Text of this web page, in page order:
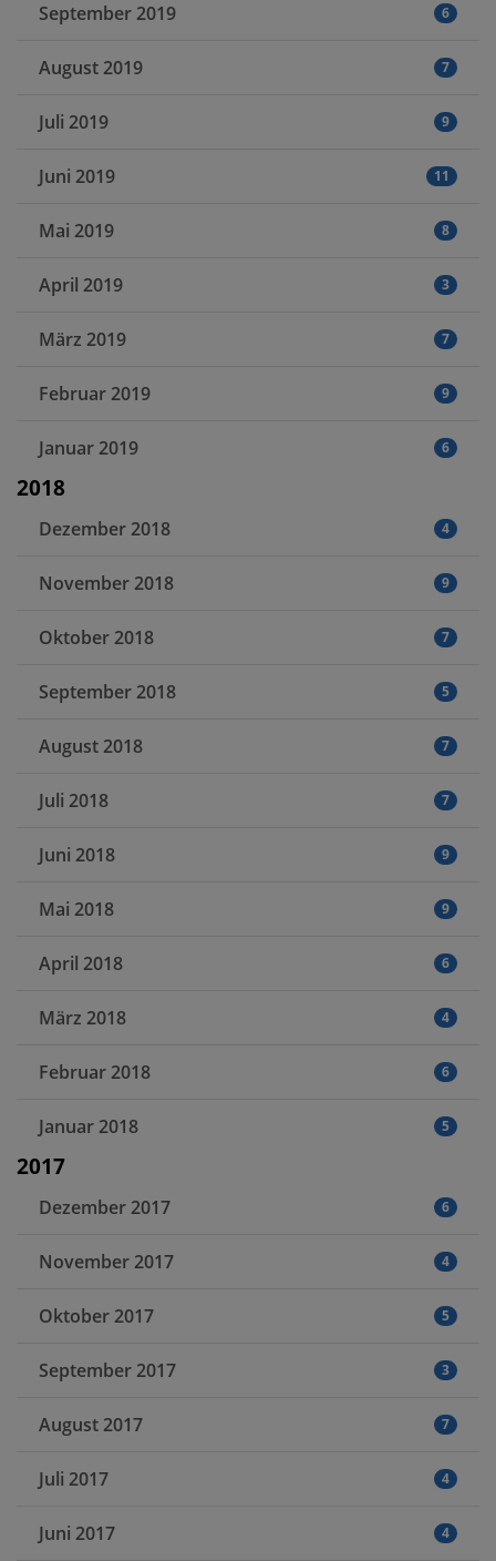
September 2019 6
August 2019 7
Juli 2019 9
Juni 2019 11
Mai 2019 8
April 2019 3
März 2019 7
Februar 2019 9
Januar 2019 6
2018
Dezember 2018 4
November 2018 9
Oktober 2018 7
September 2018 5
August 2018 7
Juli 2018 7
Juni 2018 9
Mai 2018 9
April 2018 6
März 2018 4
Februar 2018 6
Januar 2018 5
2017
Dezember 2017 6
November 2017 4
Oktober 2017 5
September 2017 3
August 2017 7
Juli 2017 4
Juni 2017 4